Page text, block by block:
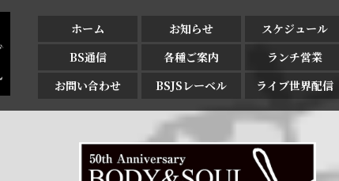
ホーム お知らせ スケジュール
BS通信
各種ご案内 ランチ営業
お問い合わせ
BSJSレーベル ライブ世界配信